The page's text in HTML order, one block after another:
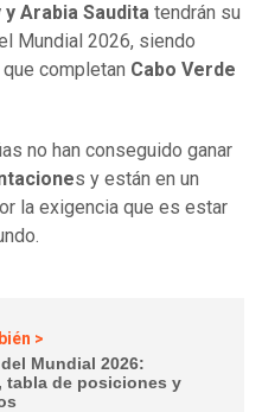
Arabia Saudita tendrán su
Mundial 2026, siendo
que completan Cabo Verde
no han conseguido ganar
s y están en un
la exigencia que es estar
>
Mundial 2026:
tabla de posiciones y